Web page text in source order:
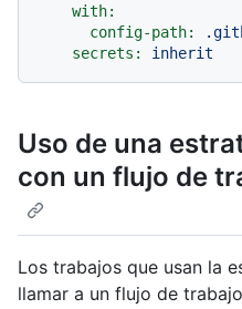
with:
config-path:
secrets:
inherit
Uso de una
con un flujo de
Los trabajos que usan la
llamar a un flujo de